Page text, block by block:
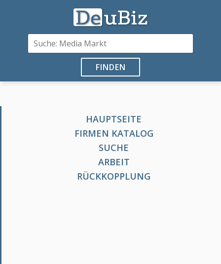
FINDEN
HAUPTSEITE
FIRMEN KATALOG
SUCHE
ARBEIT
RÜCKKOPPLUNG